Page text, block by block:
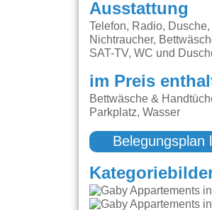
Ausstattung
Telefon, Radio,
Nichtraucher,
SAT-TV, WC und
im Preis
Bettwäsche &
Parkplatz, Wasser
Belegungsplan